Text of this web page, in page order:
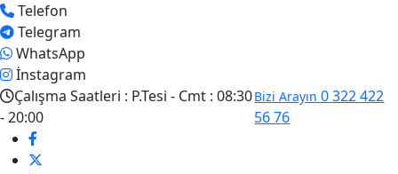
Telefon
Telegram
WhatsApp
İnstagram
Çalışma Saatleri : P.Tesi - Cmt : 08:30
- 20:00
Bizi Arayın0 322 422
56 76